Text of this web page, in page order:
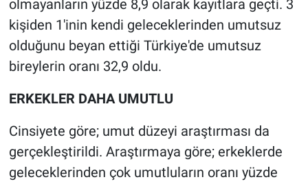
olmayanların yüzde 8,9 olarak kayıtlara geçti. 3
kişiden 1'inin kendi geleceklerinden umutsuz
olduğunu beyan ettiği Türkiye'de umutsuz
bireylerin oranı 32,9 oldu.
ERKEKLER DAHA UMUTLU
Cinsiyete göre; umut düzeyi araştırması da
gerçekleştirildi. Araştırmaya göre; erkeklerde
geleceklerinden çok umutluların oranı yüzde